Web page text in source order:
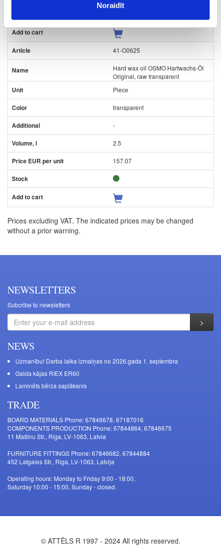
Noraidīt
41-O0625
Hard wax oil OSMO Hartwachs-Öl
Original, raw transparent
Piece
transparent
-
2.5
157.07
Prices excluding VAT. The indicated prices may be changed
without a prior warning.
NEWSLETTERS
Subcribe to newsletters
NEWS
Uzmanību! Darba laika izmaiņas no 2026.gada 1. septembra
Galda kājas RIEX ER60
Laminēts bērza saplāksnis
TRADE
BOARD MATERIALS Phone: 67846678, 67187016
COMPONENTS PRODUCTION Phone: 67844864, 67846675
11 Mašīnu Str., Riga, LV-1063, Latvia
FURNITURE FITTINGS Phone: 67846682, 67844884
452 Latgales Str., Riga, LV-1063, Latvija
Operating hours: Monday to Friday 9:00 - 18:00,
Saturday 10:00 - 15:00, Sunday - closed.
© ATTĒLS R 1997 - 2024 All rights reserved.